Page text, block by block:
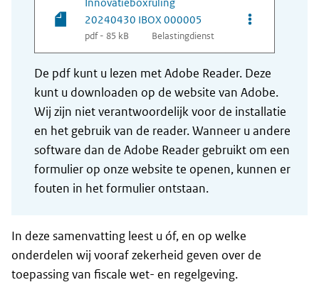
20240430 IBOX 000005
pdf - 85 kB Belastingdienst
Opties van
De pdf kunt u lezen met Adobe Reader. Deze
kunt u downloaden op de website van Adobe.
Wij zijn niet verantwoordelijk voor de installatie
en het gebruik van de reader. Wanneer u andere
software dan de Adobe Reader gebruikt om een
formulier op onze website te openen, kunnen er
fouten in het formulier ontstaan.
In deze samenvatting leest u óf, en op welke
onderdelen wij vooraf zekerheid geven over de
toepassing van fiscale wet- en regelgeving.